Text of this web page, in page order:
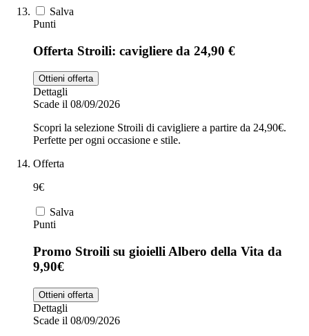
Salva
Punti
Offerta Stroili: cavigliere da 24,90 €
Ottieni offerta
Dettagli
Scade il 08/09/2026
Scopri la selezione Stroili di cavigliere a partire da 24,90€.
Perfette per ogni occasione e stile.
Offerta
9€
Salva
Punti
Promo Stroili su gioielli Albero della Vita da
9,90€
Ottieni offerta
Dettagli
Scade il 08/09/2026